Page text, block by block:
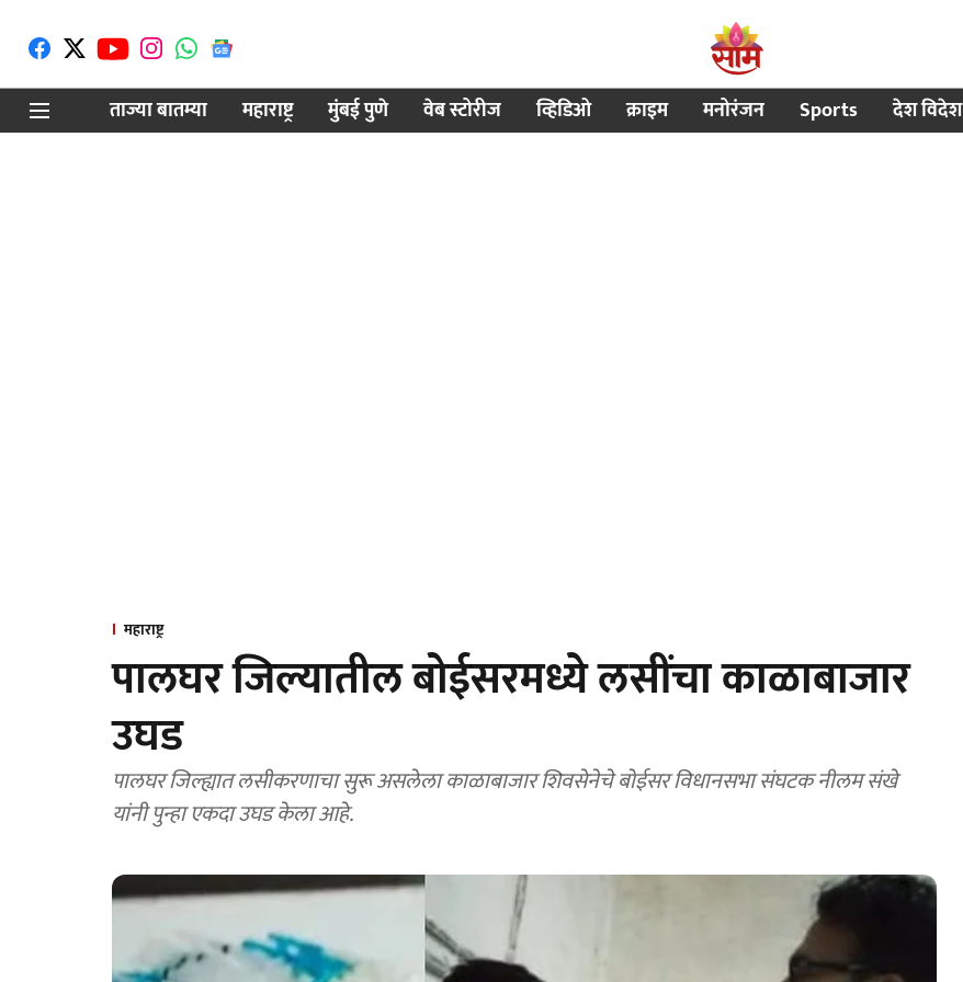
ताज्या बातम्या
महाराष्ट्र मुंबई पुणे वेब स्टोरीज व्हिडिओ क्राइम मनोरंजन Sports देश विदेश
महाराष्ट्र
पालघर जिल्यातील बोईसरमध्ये लसींचा काळाबाजार
उघड
पालघर जिल्ह्यात लसीकरणाचा सुरू असलेला काळाबाजार शिवसेनेचे बोईसर विधानसभा संघटक नीलम संखे
यांनी पुन्हा एकदा उघड केला आहे.